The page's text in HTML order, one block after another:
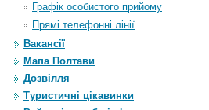
Графік особистого прийому
Прямі телефонні лінії
Вакансії
Мапа Полтави
Дозвілля
Туристичні цікавинки